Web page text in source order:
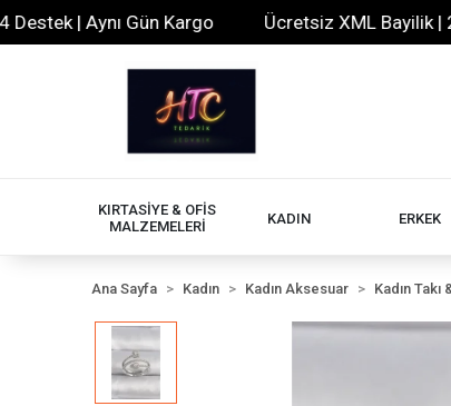
| Aynı Gün Kargo Ücretsiz XML Bayilik |
KIRTASİYE & OFİS
MALZEMELERİ
KADIN ERKEK
Ana Sayfa Kadın Kadın Aksesuar Kadın